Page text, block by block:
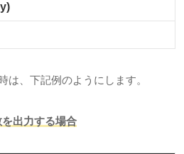
は、下記例のようにします。
出力する場合